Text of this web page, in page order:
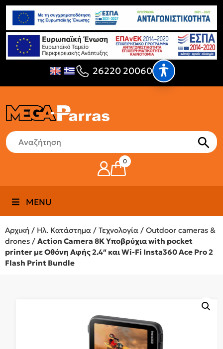
26220 20060
0
MENU
Αρχική / Ηλ. Κατάστημα / Τεχνολογία / Outdoor cameras &
drones / Action Camera 8K Υποβρύχια with pocket
printer με Οθόνη Αφής 2.4″ και Wi-Fi Insta360 Ace Pro 2
Flash Print Bundle